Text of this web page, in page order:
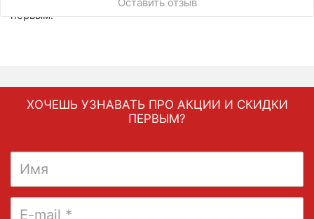
первым.
ХОЧЕШЬ УЗНАВАТЬ ПРО АКЦИИ И СКИДКИ
ПЕРВЫМ?